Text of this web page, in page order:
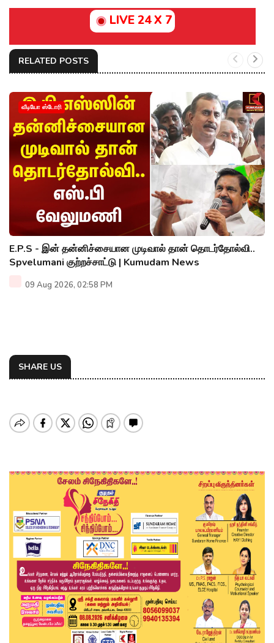
LIVE 24 X 7
RELATED POSTS
வீடியோ ஸ்டோரி
E.P.S - இன் தன்னிச்சையான முடிவால் தான் தொடர்தோல்வி..
Spvelumani குற்றச்சாட்டு | Kumudam News
09 Aug 2026, 02:58 PM
SHARE US